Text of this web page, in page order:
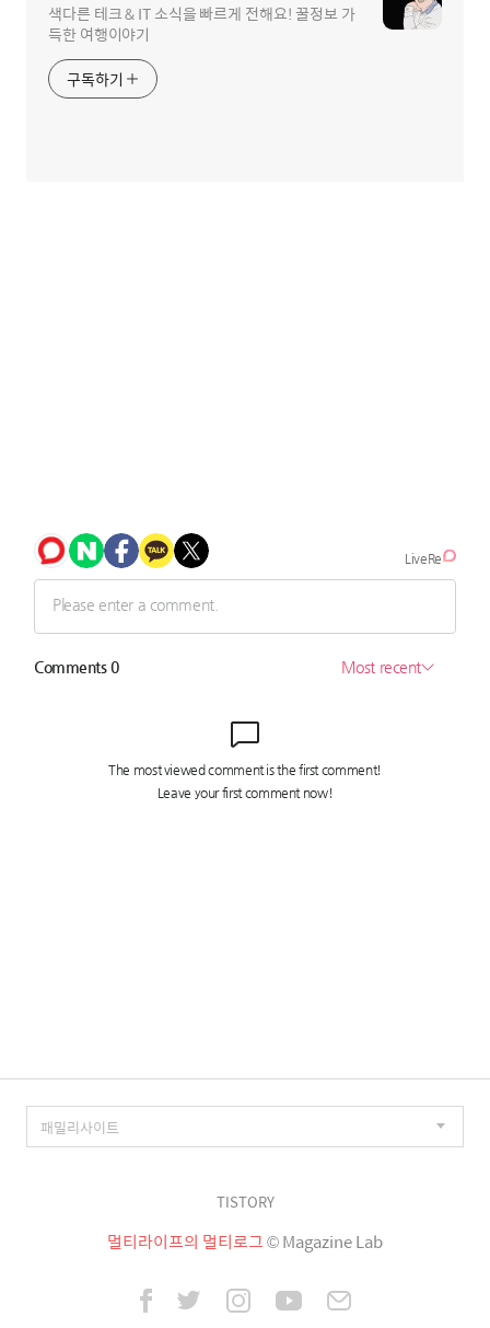
색다른 테크 & IT 소식을 빠르게 전해요! 꿀정보 가
득한 여행이야기
구독하기
TISTORY
멀티라이프의 멀티로그© Magazine Lab